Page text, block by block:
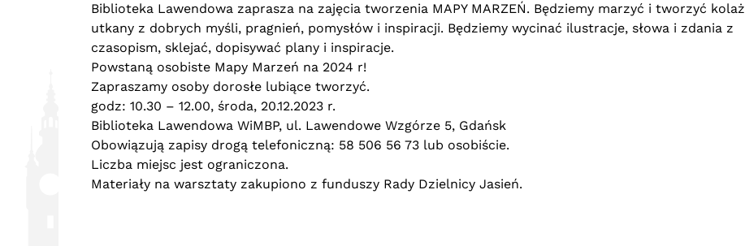
Biblioteka Lawendowa zaprasza na zajęcia tworzenia MAPY MARZEŃ. Będziemy marzyć i tworzyć kolaż
utkany z dobrych myśli, pragnień, pomysłów i inspiracji. Będziemy wycinać ilustracje, słowa i zdania z
czasopism, sklejać, dopisywać plany i inspiracje.
Powstaną osobiste Mapy Marzeń na 2024 r!
Zapraszamy osoby dorosłe lubiące tworzyć.
godz: 10.30 – 12.00, środa, 20.12.2023 r.
Biblioteka Lawendowa WiMBP, ul. Lawendowe Wzgórze 5, Gdańsk
Obowiązują zapisy drogą telefoniczną: 58 506 56 73 lub osobiście.
Liczba miejsc jest ograniczona.
Materiały na warsztaty zakupiono z funduszy Rady Dzielnicy Jasień.